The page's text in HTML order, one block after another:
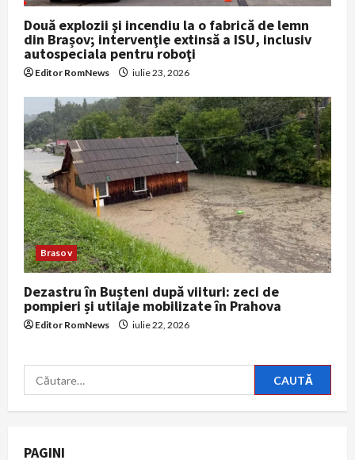
Două explozii şi incendiu la o fabrică de lemn
din Brașov; intervenţie extinsă a ISU, inclusiv
autospeciala pentru roboţi
Editor RomNews iulie 23, 2026
Brasov
Dezastru în Bușteni după viituri: zeci de
pompieri și utilaje mobilizate în Prahova
Editor RomNews iulie 22, 2026
Caută
după:
PAGINI